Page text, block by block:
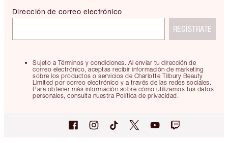
Sujeto a Términos y condiciones. Al enviar tu dirección de
correo electrónico, aceptas recibir información de marketing
sobre los productos o servicios de Charlotte Tilbury Beauty
Limited por correo electrónico y a través de las redes sociales.
Para obtener más información sobre cómo utilizamos tus datos
personales, consulta nuestra Política de privacidad.
Dirección de correo electrónico
REGÍSTRATE